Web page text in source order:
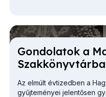
Gon­do­la­tok a
Az elmúlt évtizedben a
gyűjteményei jelentősen